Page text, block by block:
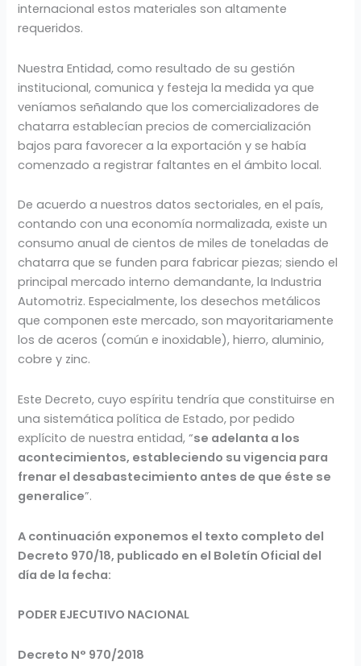
internacional estos materiales son altamente
requeridos.
Nuestra Entidad, como resultado de su gestión
institucional, comunica y festeja la medida ya que
veníamos señalando que los comercializadores de
chatarra establecían precios de comercialización
bajos para favorecer a la exportación y se había
comenzado a registrar faltantes en el ámbito local.
De acuerdo a nuestros datos sectoriales, en el país,
contando con una economía normalizada, existe un
consumo anual de cientos de miles de toneladas de
chatarra que se funden para fabricar piezas; siendo el
principal mercado interno demandante, la Industria
Automotriz. Especialmente, los desechos metálicos
que componen este mercado, son mayoritariamente
los de aceros (común e inoxidable), hierro, aluminio,
cobre y zinc.
Este Decreto, cuyo espíritu tendría que constituirse en
una sistemática política de Estado, por pedido
explícito de nuestra entidad, “se adelanta a los
acontecimientos, estableciendo su vigencia para
frenar el desabastecimiento antes de que éste se
generalice”.
A continuación exponemos el texto completo del
Decreto 970/18, publicado en el Boletín Oficial del
día de la fecha:
PODER EJECUTIVO NACIONAL
Decreto N° 970/2018